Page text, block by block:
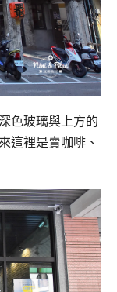
色玻璃與上方的
這裡是賣咖啡、